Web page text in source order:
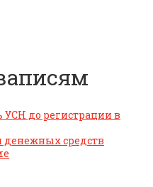
до регистрации в
денежных средств